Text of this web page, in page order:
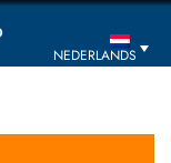
NEDERLANDS